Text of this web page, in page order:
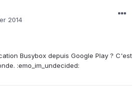
2014
Busybox depuis Google Play ? C'est
:emo_im_undecided: